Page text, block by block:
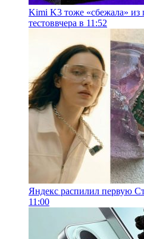
Kimi K3 тоже «сбежала» из
тестоввчера в 11:52
Яндекс распилил первую
11:00